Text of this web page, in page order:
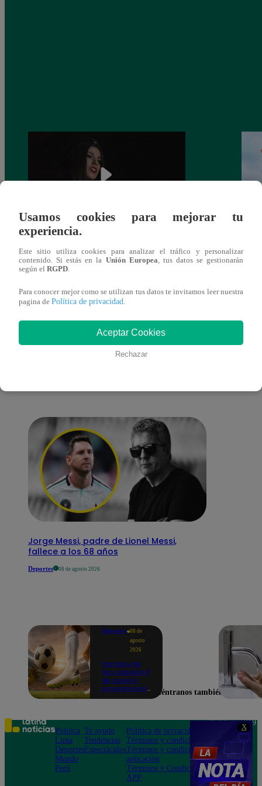
X
más unidas que nunca?
También te puede
Jorge Messi, padre de Lionel Messi,
fallece a los 68 años
Deportes 08 de agosto 2026
Deportes 08 de
agosto
2026
Partidos de
hoy, sábado 8
de agosto:
programación
Usamos cookies para mejorar tu
experiencia.
Este sitio utiliza cookies para analizar el tráfico y personalizar
contenido. Si estás en la Unión Europea , tus datos se gestionarán
según el RGPD
Para conocer mejor como se utilizan tus datos te invitamos leer nuestra
pagina de Política de privacidad
Aceptar Cookies
Rechazar
Encuéntranos también en
Política
Lima
Deportes
Mundo
Perú
Te ayudo
Tendencias
Espectáculos
Política de privacidad
Términos y condiciones
Términos y condiciones
aplicación
Términos y Condiciones
APP
Teléfono: 219
Av. San
Felipe 968
Jesús María